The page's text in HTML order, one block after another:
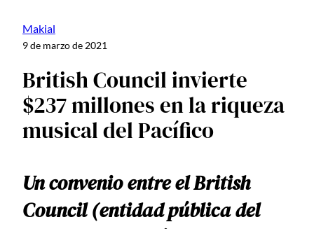
Makial
9 de marzo de 2021
British Council invierte
$237 millones en la riqueza
musical del Pacífico
Un convenio entre el British
Council (entidad pública del